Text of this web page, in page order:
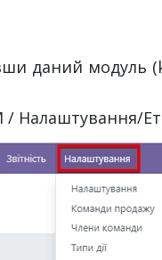
даний модуль
/ Налаштування/